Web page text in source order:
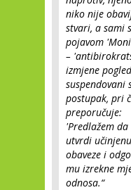
niko nije
stvari, a sami
pojavom
–
izmjene
suspendovani
postupak, pri
preporučuje:
'Predlažem
utvrdi
obaveze i
mu izrekne
odnosa.“